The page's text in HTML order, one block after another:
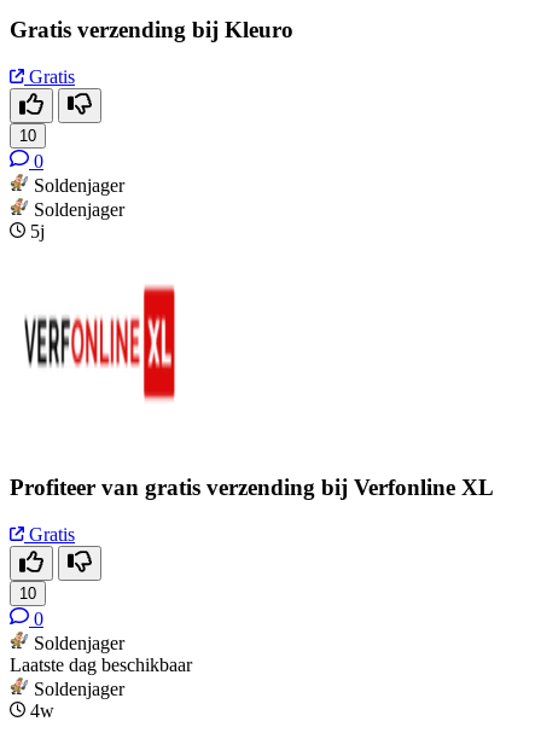
Gratis verzending bij Kleuro
Gratis
10
0
Soldenjager
Soldenjager
5j
Profiteer van gratis verzending bij Verfonline XL
Gratis
10
0
Soldenjager
Laatste dag beschikbaar
Soldenjager
4w